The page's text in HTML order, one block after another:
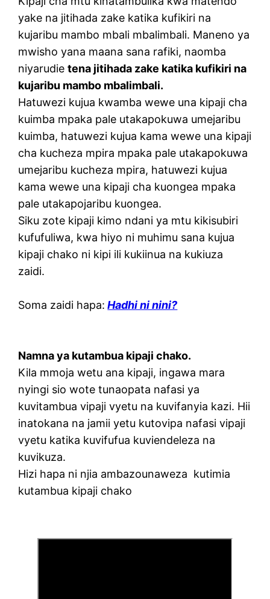
yake na jitihada zake katika kufikiri na
kujaribu mambo mbali mbalimbali. Maneno ya
mwisho yana maana sana rafiki, naomba
niyarudietena jitihada zake katika kufikiri na
kujaribu mambo mbalimbali.
Hatuwezi kujua kwamba wewe una kipaji cha
kuimba mpaka pale utakapokuwa umejaribu
kuimba, hatuwezi kujua kama wewe una kipaji
cha kucheza mpira mpaka pale utakapokuwa
umejaribu kucheza mpira, hatuwezi kujua
kama wewe una kipaji cha kuongea mpaka
pale utakapojaribu kuongea.
Siku zote kipaji kimo ndani ya mtu kikisubiri
kufufuliwa, kwa hiyo ni muhimu sana kujua
kipaji chako ni kipi ili kukiinua na kukiuza
zaidi.
Soma zaidi hapa: Hadhi ni nini?
Namna ya kutambua kipaji chako.
Kila mmoja wetu ana kipaji, ingawa mara
nyingi sio wote tunaopata nafasi ya
kuvitambua vipaji vyetu na kuvifanyia kazi. Hii
inatokana na jamii yetu kutovipa nafasi vipaji
vyetu katika kuvifufua kuviendeleza na
kuvikuza.
Hizi hapa ni njia ambazounaweza kutimia
kutambua kipaji chako